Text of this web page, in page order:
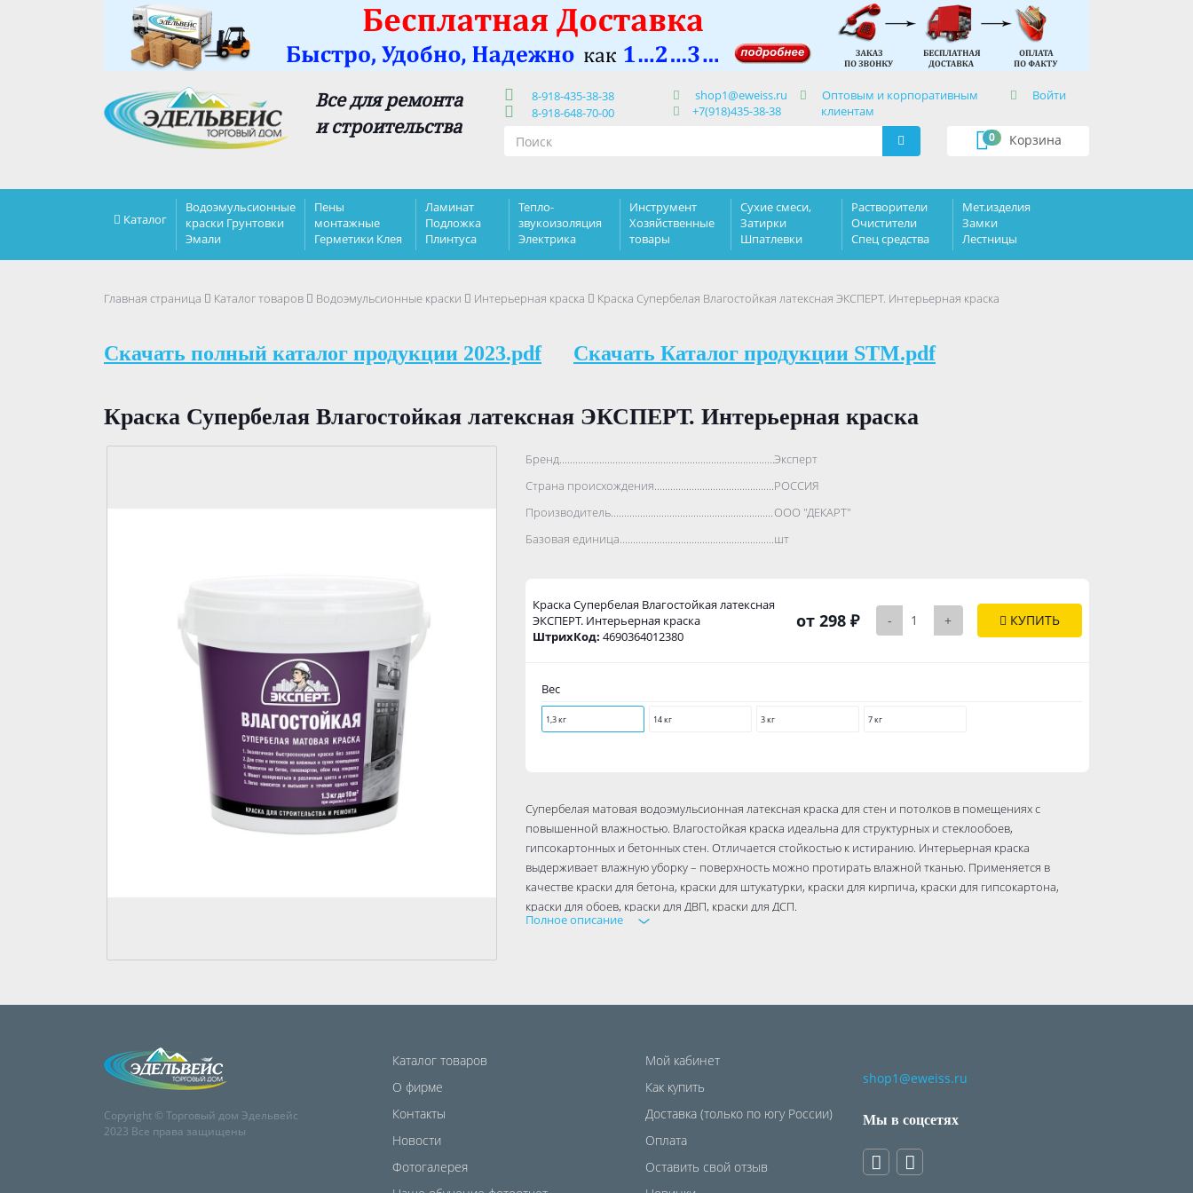
Все для ремонта
и строительства
8-918-435-38-38
8-918-648-70-00
shop1@eweiss.ru
+7(918)435-38-38
Оптовым и корпоративным
клиентам
Войти
Корзина
0
Каталог
Водоэмульсионные
краски Грунтовки
Эмали
Пены
монтажные
Герметики Клея
Ламинат
Подложка
Плинтуса
Тепло-
звукоизоляция
Электрика
Инструмент
Хозяйственные
товары
Сухие смеси,
Затирки
Шпатлевки
Растворители
Очистители
Спец средства
Мет.изделия
Замки
Лестницы
Главная страница Каталог товаров Водоэмульсионные краски Интерьерная краска Краска Супербелая Влагостойкая латексная ЭКСПЕРТ. Интерьерная краска
Скачать полный каталог продукции 2023.pdf Скачать Каталог продукции STM.pdf
Краска Супербелая Влагостойкая латексная ЭКСПЕРТ. Интерьерная краска
Бренд..................................................................................Эксперт
Страна происхождения..................................................................................
РОССИЯ
Производитель..................................................................................
ООО "ДЕКАРТ"
Базовая единица..................................................................................
шт
Краска Супербелая Влагостойкая латексная
ЭКСПЕРТ. Интерьерная краска
ШтрихКод: 4690364012380
от 298 ₽ - + КУПИТЬ
Вес
1,3 кг 14 кг 3 кг 7 кг
Супербелая матовая водоэмульсионная латексная краска для стен и потолков в помещениях с
повышенной влажностью. Влагостойкая краска идеальна для структурных и стеклообоев,
гипсокартонных и бетонных стен. Отличается стойкостью к истиранию. Интерьерная краска
выдерживает влажную уборку – поверхность можно протирать влажной тканью. Применяется в
качестве краски для бетона, краски для штукатурки, краски для кирпича, краски для гипсокартона,
краски для обоев, краски для ДВП, краски для ДСП.
НАЗНАЧЕНИЕ
Высокая степень белизны и укрывистости
ПОДГОТОВКА ПОВЕРХНОСТИ
проникновения Эксперт или фасадной грунтовкой Эксперт
Полное описание
Copyright © Торговый дом Эдельвейс
2023 Все права защищены
Каталог товаров
О фирме
Контакты
Новости
Фотогалерея
Мой кабинет
Как купить
Доставка (только по югу России)
Оплата
Оставить свой отзыв
shop1@eweiss.ru
Мы в соцсетях